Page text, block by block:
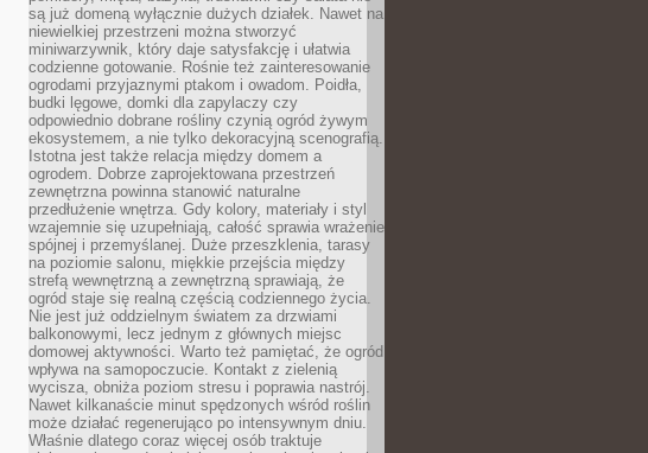
są już domeną wyłącznie dużych działek. Nawet na
niewielkiej przestrzeni można stworzyć
miniwarzywnik, który daje satysfakcję i ułatwia
codzienne gotowanie. Rośnie też zainteresowanie
ogrodami przyjaznymi ptakom i owadom. Poidła,
budki lęgowe, domki dla zapylaczy czy
odpowiednio dobrane rośliny czynią ogród żywym
ekosystemem, a nie tylko dekoracyjną scenografią.
Istotna jest także relacja między domem a
ogrodem. Dobrze zaprojektowana przestrzeń
zewnętrzna powinna stanowić naturalne
przedłużenie wnętrza. Gdy kolory, materiały i styl
wzajemnie się uzupełniają, całość sprawia wrażenie
spójnej i przemyślanej. Duże przeszklenia, tarasy
na poziomie salonu, miękkie przejścia między
strefą wewnętrzną a zewnętrzną sprawiają, że
ogród staje się realną częścią codziennego życia.
Nie jest już oddzielnym światem za drzwiami
balkonowymi, lecz jednym z głównych miejsc
domowej aktywności. Warto też pamiętać, że ogród
wpływa na samopoczucie. Kontakt z zielenią
wycisza, obniża poziom stresu i poprawia nastrój.
Nawet kilkanaście minut spędzonych wśród roślin
może działać regenerująco po intensywnym dniu.
Właśnie dlatego coraz więcej osób traktuje